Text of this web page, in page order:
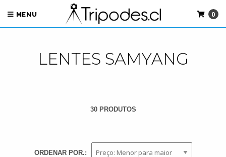
MENU 0
LENTES SAMYANG
30 PRODUTOS
ORDENAR POR.: